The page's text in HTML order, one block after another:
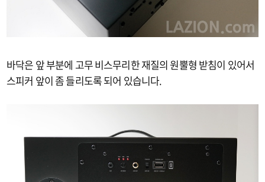
바닥은 앞 부분에 고무 비스무리한 재질의 원뿔형 받침이 있어서
스피커 앞이 좀 들리도록 되어 있습니다.